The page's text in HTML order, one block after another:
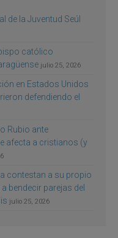
de la Juventud Seúl
católico
julio 25, 2026
en Estados Unidos
defendiendo el
Rubio ante
afecta a cristianos (y
contestan a su propio
bendecir parejas del
julio 25, 2026